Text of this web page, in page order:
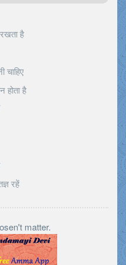
है
होता है
रहें
matter.